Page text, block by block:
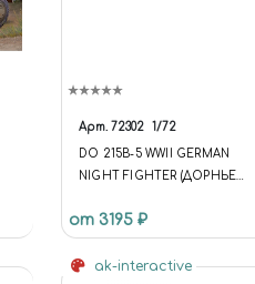
Арт. 72302 1/72
DO 215B-5 WWII GERMAN
NIGHT FIGHTER (ДОРНЬЕ
НОЧНОЙ ИСТРЕБИТЕЛЬ
2МВ)
от 3195 ₽
ak-interactive